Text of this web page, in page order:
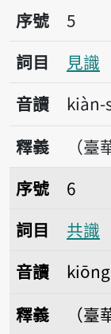
序號5見識
序號
5
詞目
見識
音讀
kiàn-
釋義
（
序號6共識
序號
6
詞目
共識
音讀
釋義
（